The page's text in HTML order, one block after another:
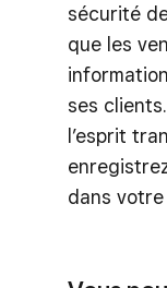
sécurité
que les
ses
l’esprit
dans